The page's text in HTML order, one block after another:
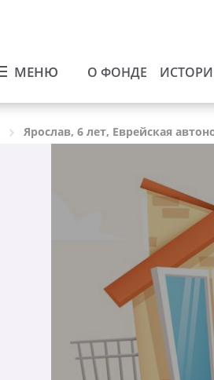
МЕНЮ О ФОНДЕ
Ярослав, 6 лет, Еврейская